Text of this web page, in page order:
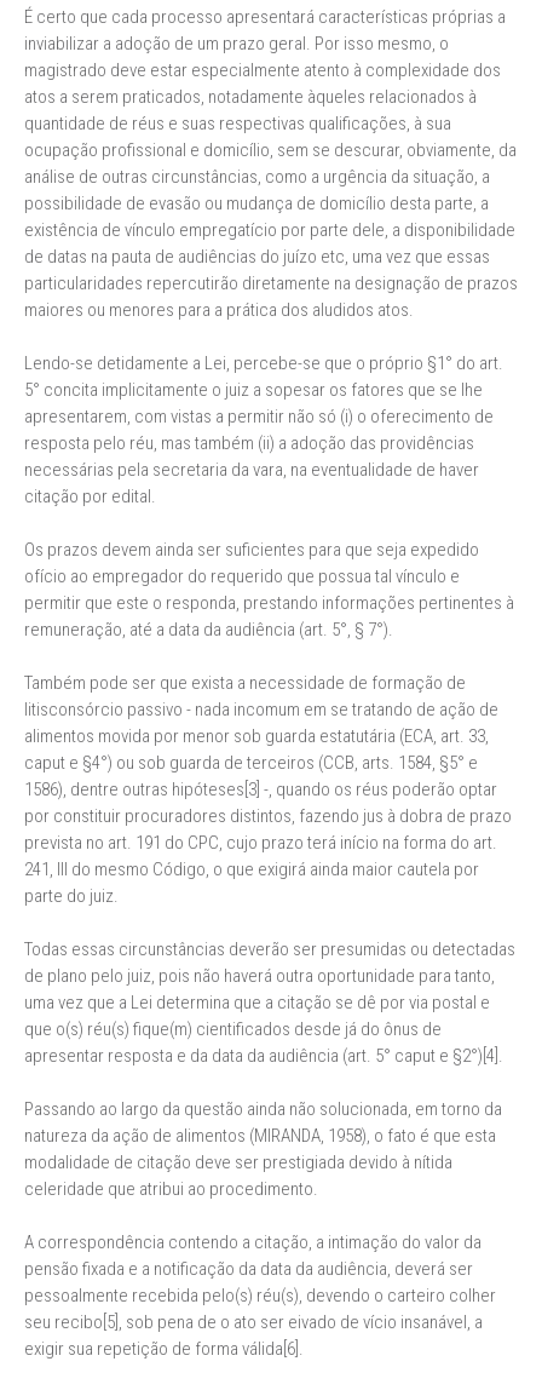
É certo que cada processo apresentará características próprias a
inviabilizar a adoção de um prazo geral. Por isso mesmo, o
magistrado deve estar especialmente atento à complexidade dos
atos a serem praticados, notadamente àqueles relacionados à
quantidade de réus e suas respectivas qualificações, à sua
ocupação profissional e domicílio, sem se descurar, obviamente, da
análise de outras circunstâncias, como a urgência da situação, a
possibilidade de evasão ou mudança de domicílio desta parte, a
existência de vínculo empregatício por parte dele, a disponibilidade
de datas na pauta de audiências do juízo etc, uma vez que essas
particularidades repercutirão diretamente na designação de prazos
maiores ou menores para a prática dos aludidos atos.
Lendo-se detidamente a Lei, percebe-se que o próprio §1° do art.
5° concita implicitamente o juiz a sopesar os fatores que se lhe
apresentarem, com vistas a permitir não só (i) o oferecimento de
resposta pelo réu, mas também (ii) a adoção das providências
necessárias pela secretaria da vara, na eventualidade de haver
citação por edital.
Os prazos devem ainda ser suficientes para que seja expedido
ofício ao empregador do requerido que possua tal vínculo e
permitir que este o responda, prestando informações pertinentes à
remuneração, até a data da audiência (art. 5°, § 7°).
Também pode ser que exista a necessidade de formação de
litisconsórcio passivo - nada incomum em se tratando de ação de
alimentos movida por menor sob guarda estatutária (ECA, art. 33,
caput e §4°) ou sob guarda de terceiros (CCB, arts. 1584, §5° e
1586), dentre outras hipóteses[3] -, quando os réus poderão optar
por constituir procuradores distintos, fazendo jus à dobra de prazo
prevista no art. 191 do CPC, cujo prazo terá início na forma do art.
241, III do mesmo Código, o que exigirá ainda maior cautela por
parte do juiz.
Todas essas circunstâncias deverão ser presumidas ou detectadas
de plano pelo juiz, pois não haverá outra oportunidade para tanto,
uma vez que a Lei determina que a citação se dê por via postal e
que o(s) réu(s) fique(m) cientificados desde já do ônus de
apresentar resposta e da data da audiência (art. 5° caput e §2°)[4].
Passando ao largo da questão ainda não solucionada, em torno da
natureza da ação de alimentos (MIRANDA, 1958), o fato é que esta
modalidade de citação deve ser prestigiada devido à nítida
celeridade que atribui ao procedimento.
A correspondência contendo a citação, a intimação do valor da
pensão fixada e a notificação da data da audiência, deverá ser
pessoalmente recebida pelo(s) réu(s), devendo o carteiro colher
seu recibo[5], sob pena de o ato ser eivado de vício insanável, a
exigir sua repetição de forma válida[6].